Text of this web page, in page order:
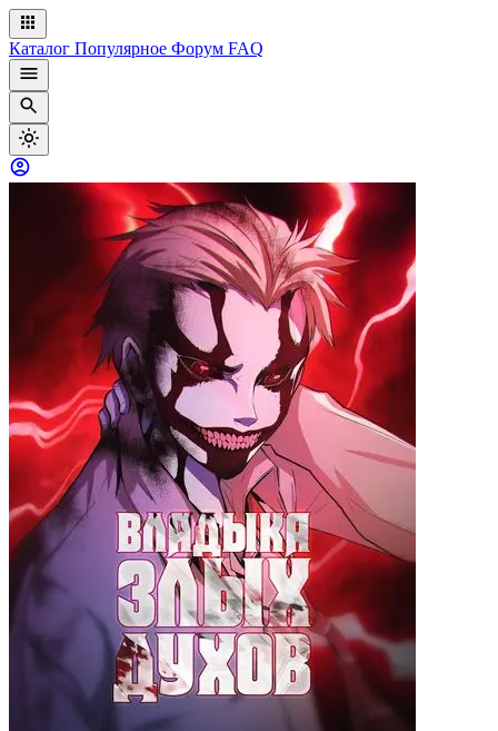
Каталог Популярное Форум FAQ